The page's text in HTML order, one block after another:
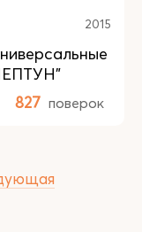
2015
827 поверок